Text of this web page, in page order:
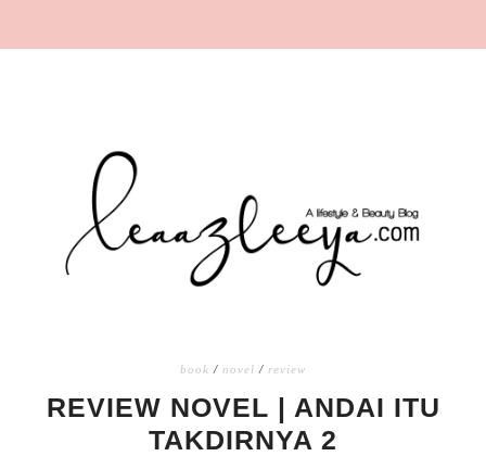
book / novel / review
REVIEW NOVEL | ANDAI ITU
TAKDIRNYA 2